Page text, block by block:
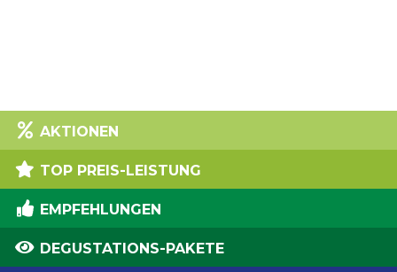
AKTIONEN
TOP PREIS-LEISTUNG
EMPFEHLUNGEN
DEGUSTATIONS-PAKETE